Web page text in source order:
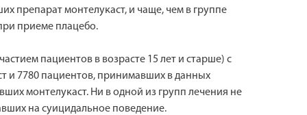
препарат монтелукаст, и чаще, чем в группе
приеме плацебо.
пациентов в возрасте 15 лет и старше) с
и 7780 пациентов, принимавших в данных
монтелукаст. Ни в одной из групп лечения не
на суицидальное поведение.